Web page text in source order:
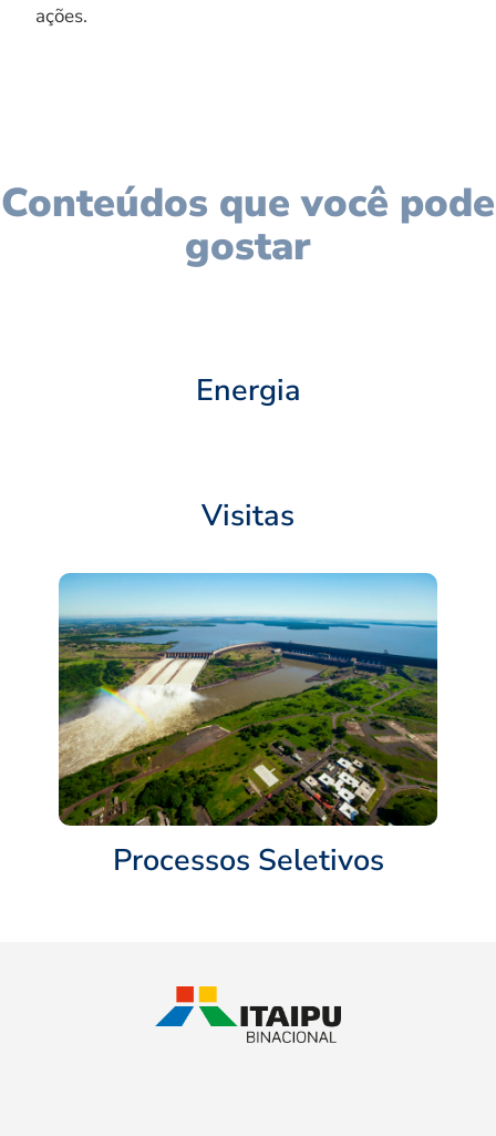
ações.
Conteúdos que você pode
gostar
Energia
Visitas
Processos Seletivos